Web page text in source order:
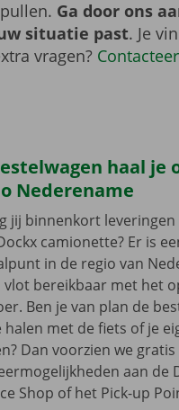
Ga door ons
situatie past. Je
vragen? Contacteer
haal je
Nederename
jij binnenkort
camionette? Er is
in de regio van
vlot bereikbaar met het
Ben je van plan de
halen met de fiets of je
Dan voorzien we gratis
aan de
Shop of het Pick-up